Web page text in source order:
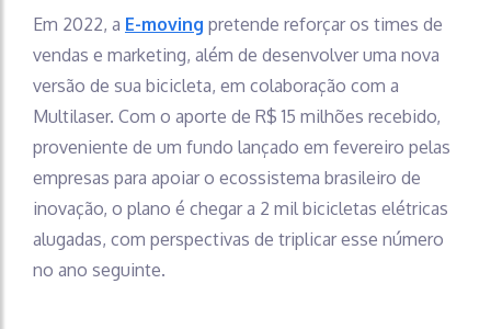
Em 2022, a E-moving pretende reforçar os times de
vendas e marketing, além de desenvolver uma nova
versão de sua bicicleta, em colaboração com a
Multilaser. Com o aporte de R$ 15 milhões recebido,
proveniente de um fundo lançado em fevereiro pelas
empresas para apoiar o ecossistema brasileiro de
inovação, o plano é chegar a 2 mil bicicletas elétricas
alugadas, com perspectivas de triplicar esse número
no ano seguinte.